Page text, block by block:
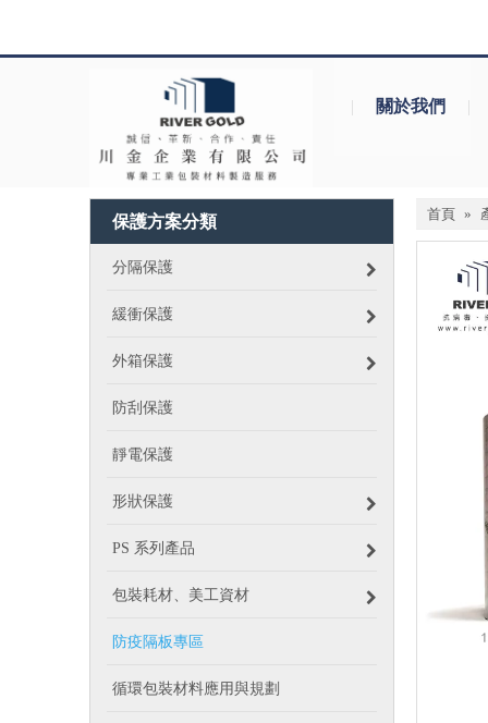
| 關於我們 |
保護方案分類
分隔保護
緩衝保護
外箱保護
防刮保護
靜電保護
形狀保護
PS 系列產品
包裝耗材、美工資材
防疫隔板專區
循環包裝材料應用與規劃
首頁 »